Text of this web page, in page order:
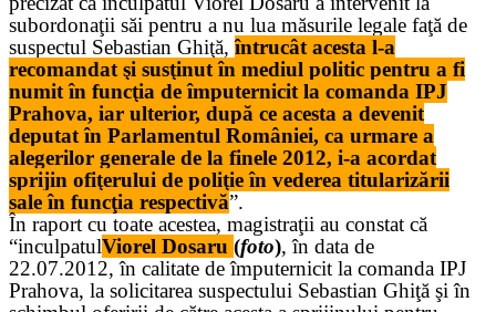
subordonaţii săi pentru a nu lua măsurile legale faţă de
suspectul Sebastian Ghiţă,întrucât acesta l-a
recomandat şi susţinut în mediul politic pentru a fi
numit în funcţia de împuternicit la comanda IPJ
Prahova, iar ulterior, după ce acesta a devenit
deputat în Parlamentul României, ca urmare a
alegerilor generale de la finele 2012, i-a acordat
sprijin ofiţerului de poliţie în vederea titularizării
sale în funcţia respectivă”.
În raport cu toate acestea, magistraţii au constat că
“inculpatulViorel Dosaru (foto), în data de
22.07.2012, în calitate de împuternicit la comanda IPJ
Prahova, la solicitarea suspectului Sebastian Ghiţă şi în